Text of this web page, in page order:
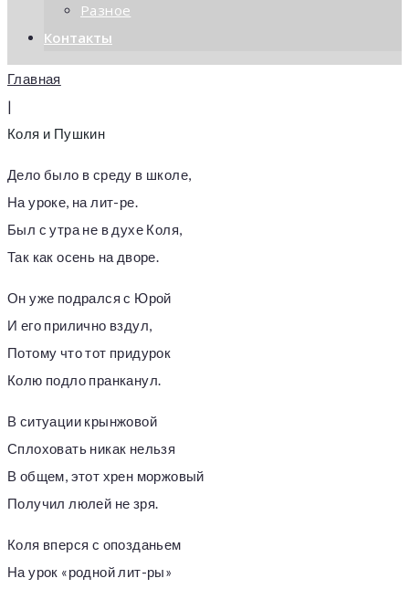
Разное
Контакты
Главная
|
Коля и Пушкин
Дело было в среду в школе,
На уроке, на лит-ре.
Был с утра не в духе Коля,
Так как осень на дворе.
Он уже подрался с Юрой
И его прилично вздул,
Потому что тот придурок
Колю подло пранканул.
В ситуации крынжовой
Сплоховать никак нельзя
В общем, этот хрен моржовый
Получил люлей не зря.
Коля вперся с опозданьем
На урок «родной лит-ры»